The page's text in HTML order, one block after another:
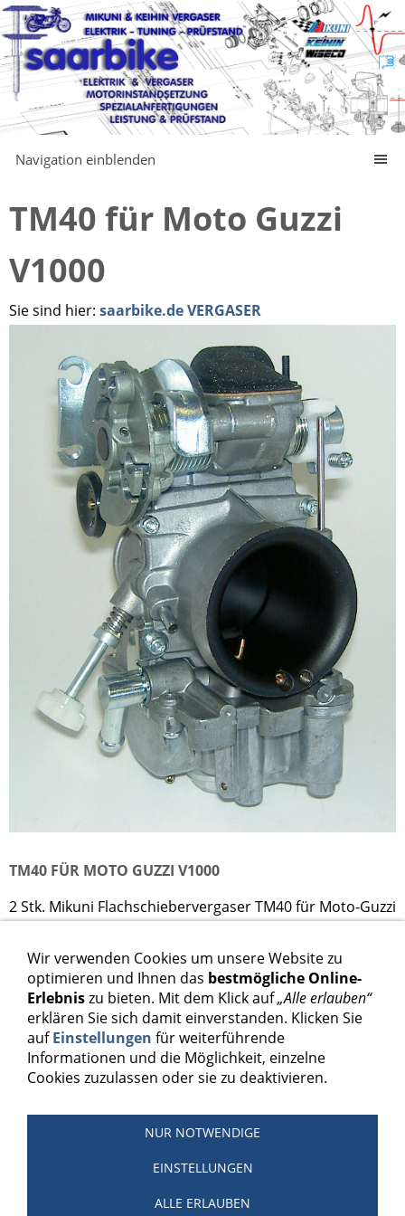
Navigation einblenden
TM40 für Moto Guzzi
V1000
Sie sind hier: saarbike.de VERGASER
TM40 FÜR MOTO GUZZI V1000
2 Stk. Mikuni Flachschiebervergaser TM40 für Moto-Guzzi
V1000
998,00 €
Inkl. 19 % USt. zzgl.Versand
In den Warenkorb
SitemapHilfe AGB
Wir verwenden Cookies um unsere Website zu
optimieren und Ihnen das bestmögliche Online-
Erlebniszu bieten. Mit dem Klick auf„Alle erlauben“
erklären Sie sich damit einverstanden. Klicken Sie
aufEinstellungen für weiterführende
Informationen und die Möglichkeit, einzelne
Cookies zuzulassen oder sie zu deaktivieren.
NUR NOTWENDIGE
EINSTELLUNGEN
ALLE ERLAUBEN